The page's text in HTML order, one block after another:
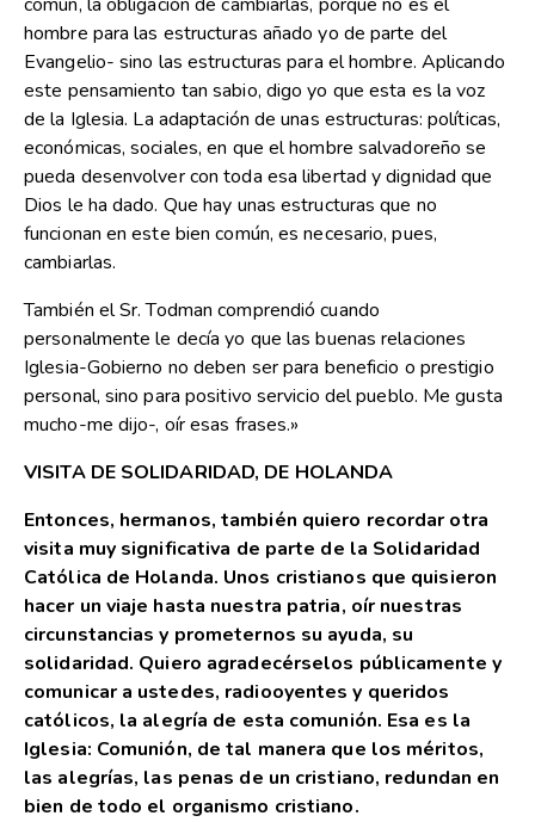
hombre para las estructuras añado yo de parte del
Evangelio- sino las estructuras para el hombre. Aplicando
este pensamiento tan sabio, digo yo que esta es la voz
de la Iglesia. La adaptación de unas estructuras: políticas,
económicas, sociales, en que el hombre salvadoreño se
pueda desenvolver con toda esa libertad y dignidad que
Dios le ha dado. Que hay unas estructuras que no
funcionan en este bien común, es necesario, pues,
cambiarlas.
También el Sr. Todman comprendió cuando
personalmente le decía yo que las buenas relaciones
Iglesia-Gobierno no deben ser para beneficio o prestigio
personal, sino para positivo servicio del pueblo. Me gusta
mucho-me dijo-, oír esas frases.»
VISITA DE SOLIDARIDAD, DE HOLANDA
Entonces, hermanos, también quiero recordar otra
visita muy significativa de parte de la Solidaridad
Católica de Holanda. Unos cristianos que quisieron
hacer un viaje hasta nuestra patria, oír nuestras
circunstancias y prometernos su ayuda, su
solidaridad. Quiero agradecérselos públicamente y
comunicar a ustedes, radiooyentes y queridos
católicos, la alegría de esta comunión. Esa es la
Iglesia: Comunión, de tal manera que los méritos,
las alegrías, las penas de un cristiano, redundan en
bien de todo el organismo cristiano.